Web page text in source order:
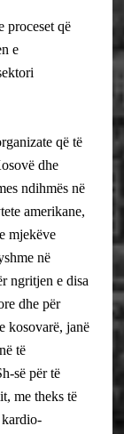
proceset që
e
që të
dhe
ndihmës në
amerikane,
mjekëve
në
ngritjen e disa
dhe për
kosovarë, janë
të
së për të
me theks të
kardio-